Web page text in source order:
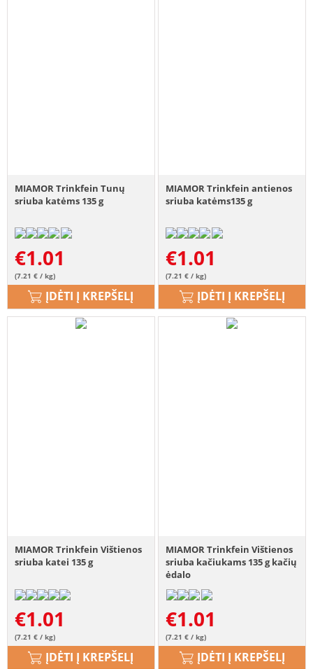
MIAMOR Trinkfein Tunų
sriuba katėms 135 g
€1.01
(7.21 € / kg)
ĮDĖTI Į KREPŠELĮ
MIAMOR Trinkfein antienos
sriuba katėms135 g
€1.01
(7.21 € / kg)
ĮDĖTI Į KREPŠELĮ
MIAMOR Trinkfein Vištienos
sriuba katei 135 g
€1.01
(7.21 € / kg)
ĮDĖTI Į KREPŠELĮ
MIAMOR Trinkfein Vištienos
sriuba kačiukams 135 g kačių
ėdalo
€1.01
(7.21 € / kg)
ĮDĖTI Į KREPŠELĮ